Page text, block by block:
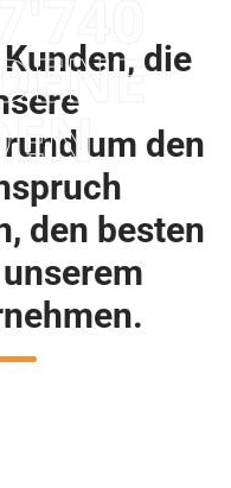
die
um den
den besten